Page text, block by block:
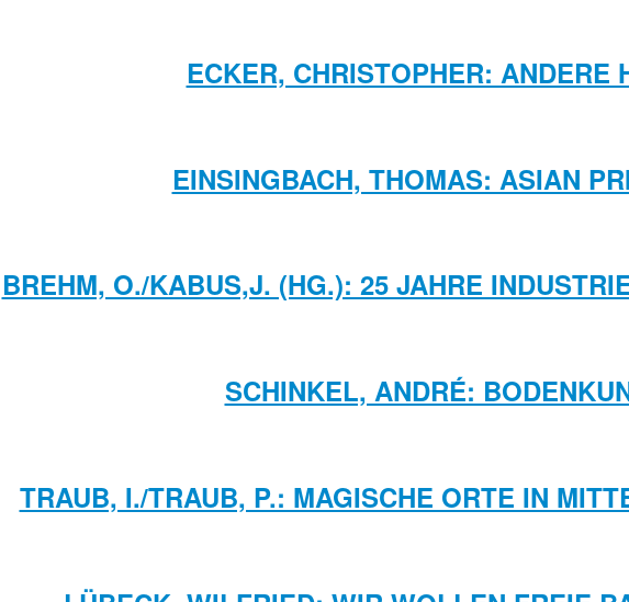
ECKER, CHRISTOPHER: ANDERE
EINSINGBACH, THOMAS: ASIAN
BREHM, O./KABUS,J. (HG.): 25 JAHRE
SCHINKEL, ANDRÉ:
TRAUB, I./TRAUB, P.: MAGISCHE ORTE IN